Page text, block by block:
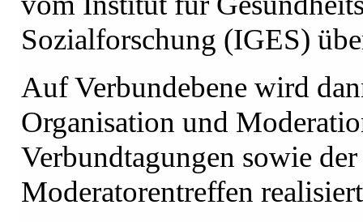
Sozialforschung (IGES)
Auf Verbundebene wird
Organisation und
Verbundtagungen sowie
Moderatorentreffen